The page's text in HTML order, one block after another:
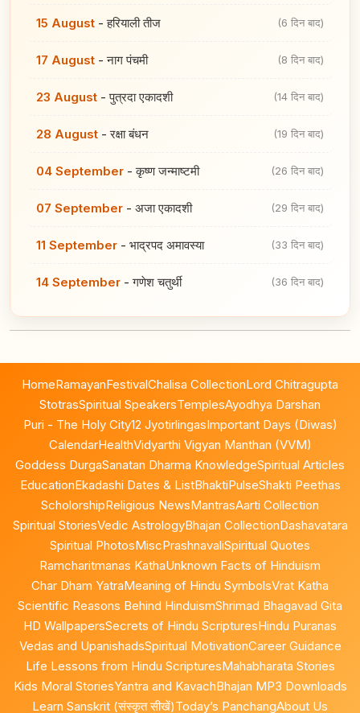
15 August -हरियाली तीज (6 दिन बाद)
17 August -नाग पंचमी (8 दिन बाद)
23 August -पुत्रदा एकादशी (14 दिन बाद)
28 August -रक्षा बंधन (19 दिन बाद)
04 September -कृष्ण जन्माष्टमी (26 दिन बाद)
07 September - अजा एकादशी (29 दिन बाद)
11 September - भाद्रपद अमावस्या (33 दिन बाद)
14 September -गणेश चतुर्थी (36 दिन बाद)
HomeRamayanFestivalChalisa CollectionLord Chitragupta
StotrasSpiritual SpeakersTemplesAyodhya Darshan
Puri - The Holy City12 JyotirlingasImportant Days (Diwas)
CalendarHealthVidyarthi Vigyan Manthan (VVM)
Goddess DurgaSanatan Dharma KnowledgeSpiritual Articles
EducationEkadashi Dates & ListBhaktiPulseShakti Peethas
ScholorshipReligious NewsMantrasAarti Collection
Spiritual StoriesVedic AstrologyBhajan CollectionDashavatara
Spiritual PhotosMiscPrashnavaliSpiritual Quotes
Ramcharitmanas KathaUnknown Facts of Hinduism
Char Dham YatraMeaning of Hindu SymbolsVrat Katha
Scientific Reasons Behind HinduismShrimad Bhagavad Gita
HD WallpapersSecrets of Hindu ScripturesHindu Puranas
Vedas and UpanishadsSpiritual MotivationCareer Guidance
Life Lessons from Hindu ScripturesMahabharata Stories
Kids Moral StoriesYantra and KavachBhajan MP3 Downloads
Learn Sanskrit (संस्कृत सीखें)Today’s PanchangAbout Us